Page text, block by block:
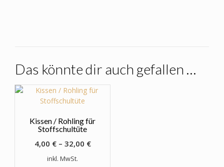
Das könnte dir auch gefallen …
Kissen / Rohling für
Stoffschultüte
4,00 €– 32,00 €
inkl. MwSt.